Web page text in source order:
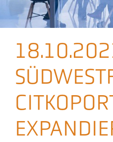
Veranstaltungen
Presse
Aktuelles
Podcast